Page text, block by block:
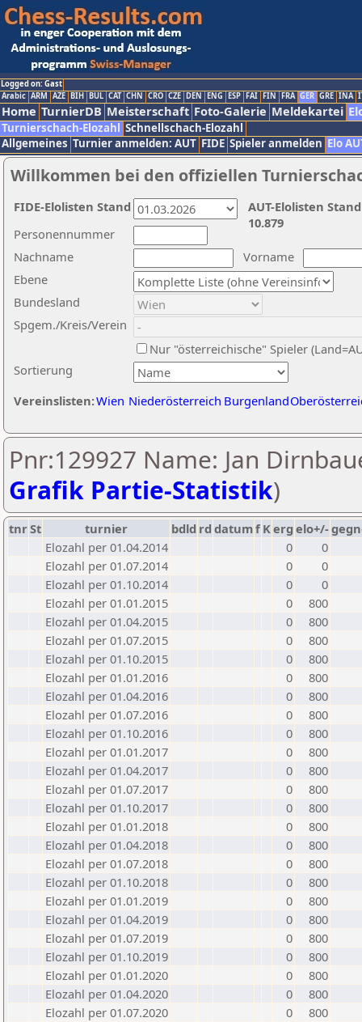
Logged on: Gast
Arabic ARM AZE BIH BUL CAT CHN CRO CZE DEN ENG ESP FAI FIN FRA GER GRE INA
Home TurnierDB Meisterschaft Foto-Galerie Meldekartei
Turnierschach-Elozahl Schnellschach-Elozahl
Allgemeines Turnier anmelden: AUT FIDE Spieler anmelden Elo
Willkommen bei den offiziellen
Nachname
Vorname
Ebene
Sortierung
Personennummer
Bundesland
Spgem./Kreis/Verein
Nur "österreichische" Spieler
Vereinslisten:Wien Niederösterreich Burgenland
AUT-Elolisten
10.879
FIDE-Elolisten Stand
Pnr:129927 Name: Jan
Grafik Partie-Statistik)
tnrSt turnier bdld rd datumf Kerg elo+/-
Elozahl per 01.04.2014
0
0
Elozahl per 01.07.2014
0
0
Elozahl per 01.10.2014
0
0
Elozahl per 01.01.2015
0
800
Elozahl per 01.04.2015
0
800
Elozahl per 01.07.2015
0
800
Elozahl per 01.10.2015
0
800
Elozahl per 01.01.2016
0
800
Elozahl per 01.04.2016
0
800
Elozahl per 01.07.2016
0
800
Elozahl per 01.10.2016
0
800
Elozahl per 01.01.2017
0
800
Elozahl per 01.04.2017
0
800
Elozahl per 01.07.2017
0
800
Elozahl per 01.10.2017
0
800
Elozahl per 01.01.2018
0
800
Elozahl per 01.04.2018
0
800
Elozahl per 01.07.2018
0
800
Elozahl per 01.10.2018
0
800
Elozahl per 01.01.2019
0
800
Elozahl per 01.04.2019
0
800
Elozahl per 01.07.2019
0
800
Elozahl per 01.10.2019
0
800
Elozahl per 01.01.2020
0
800
Elozahl per 01.04.2020
0
800
Elozahl per 01.07.2020
0
800